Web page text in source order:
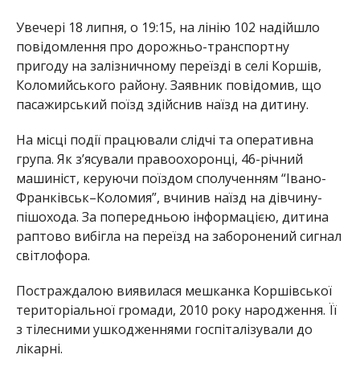
Увечері 18 липня, о 19:15, на лінію 102 надійшло
повідомлення про дорожньо-транспортну
пригоду на залізничному переїзді в селі Коршів,
Коломийського району. Заявник повідомив, що
пасажирський поїзд здійснив наїзд на дитину.
На місці події працювали слідчі та оперативна
група. Як з’ясували правоохоронці, 46-річний
машиніст, керуючи поїздом сполученням “Івано-
Франківськ–Коломия”, вчинив наїзд на дівчину-
пішохода. За попередньою інформацією, дитина
раптово вибігла на переїзд на заборонений сигнал
світлофора.
Постраждалою виявилася мешканка Коршівської
територіальної громади, 2010 року народження. Її
з тілесними ушкодженнями госпіталізували до
лікарні.